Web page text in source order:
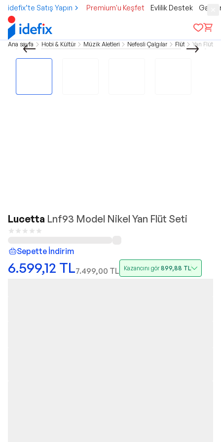
idefix’te Satış Yapın Premium'u Keşfet Evlilik Destek
Ana sayfa Hobi & Kültür Müzik Aletleri Nefesli Çalgılar Flüt Yan Flüt
Lucetta Lnf93 Model Nikel Yan Flüt Seti
Sepette İndirim
6.599,12 TL7.499,00 TL Kazancını gör899,88 TL